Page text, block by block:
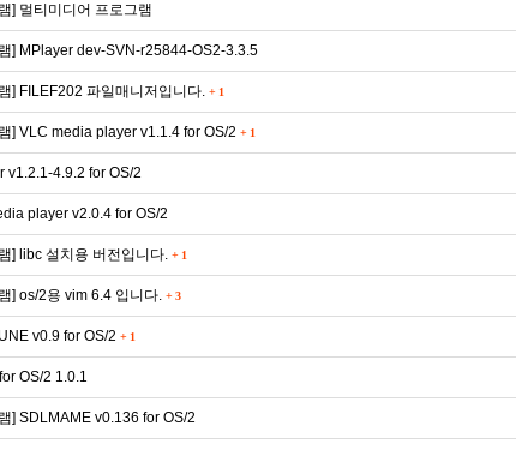
] 멀티미디어 프로그램
] MPlayer dev-SVN-r25844-OS2-3.3.5
] FILEF202 파일매니저입니다. + 1
] VLC media player v1.1.4 for OS/2 + 1
v1.2.1-4.9.2 for OS/2
player v2.0.4 for OS/2
] libc 설치용 버전입니다. + 1
] os/2용 vim 6.4 입니다. + 3
v0.9 for OS/2 + 1
OS/2 1.0.1
] SDLMAME v0.136 for OS/2